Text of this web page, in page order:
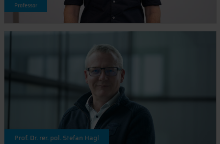
Professor
Prof. Dr. rer. pol. Stefan Hagl